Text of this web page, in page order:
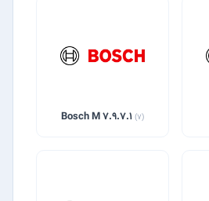
Bosch M 7.9.7.1 (7)